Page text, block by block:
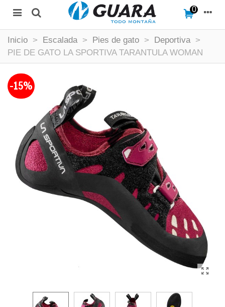
0
Inicio > Escalada > Pies de gato > Deportiva >
PIE DE GATO LA SPORTIVA TARANTULA WOMAN
-15%